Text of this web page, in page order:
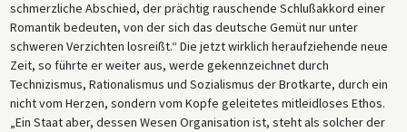
schmerzliche Abschied, der prächtig rauschende Schlußakkord einer
Romantik bedeuten, von der sich das deutsche Gemüt nur unter
schweren Verzichten losreißt.“ Die jetzt wirklich heraufziehende neue
Zeit, so führte er weiter aus, werde gekennzeichnet durch
Technizismus, Rationalismus und Sozialismus der Brotkarte, durch ein
nicht vom Herzen, sondern vom Kopfe geleitetes mitleidloses Ethos.
„Ein Staat aber, dessen Wesen Organisation ist, steht als solcher der